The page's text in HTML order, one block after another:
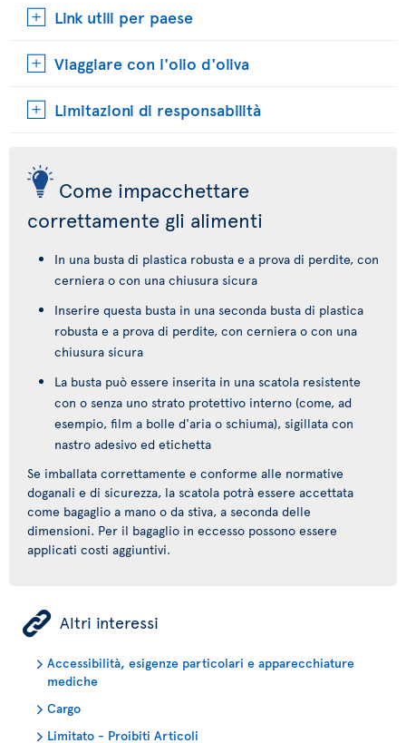
Link utili per paese
Viaggiare con l'olio d'oliva
Limitazioni di responsabilità
Come impacchettare
correttamente gli alimenti
In una busta di plastica robusta e a prova di perdite, con
cerniera o con una chiusura sicura
Inserire questa busta in una seconda busta di plastica
robusta e a prova di perdite, con cerniera o con una
chiusura sicura
La busta può essere inserita in una scatola resistente
con o senza uno strato protettivo interno (come, ad
esempio, film a bolle d'aria o schiuma), sigillata con
nastro adesivo ed etichetta
Se imballata correttamente e conforme alle normative
doganali e di sicurezza, la scatola potrà essere accettata
come bagaglio a mano o da stiva, a seconda delle
dimensioni. Per il bagaglio in eccesso possono essere
applicati costi aggiuntivi.
ÿ Altri interessi
Accessibilità, esigenze particolari e apparecchiature
mediche
Cargo
Limitato - Proibiti Articoli